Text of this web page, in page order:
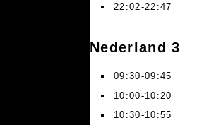
22:02-22:47
Nederland 3
09:30-09:45
10:00-10:20
10:30-10:55